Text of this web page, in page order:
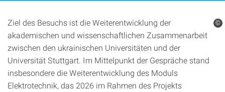
Ziel des Besuchs ist die Weiterentwicklung der
akademischen und wissenschaftlichen Zusammenarbeit
zwischen den ukrainischen Universitäten und der
Universität Stuttgart. Im Mittelpunkt der Gespräche stand
insbesondere die Weiterentwicklung des Moduls
Elektrotechnik, das 2026 im Rahmen des Projekts
©